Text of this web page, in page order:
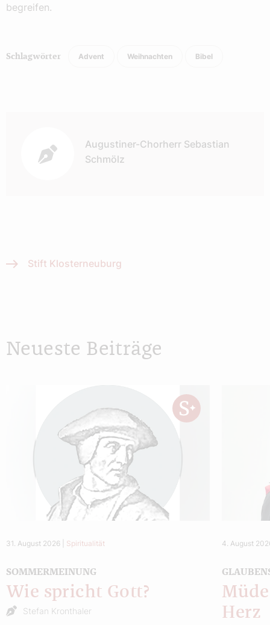
begreifen.
Schlagwörter Advent Weihnachten Bibel
Augustiner-Chorherr Sebastian
Schmölz
Stift Klosterneuburg
Neueste Beiträge
31. August 2026 Spiritualität
SOMMERMEINUNG
Wie spricht Gott?
Stefan Kronthaler
4. August
Herz